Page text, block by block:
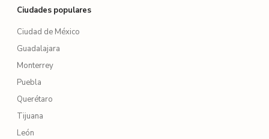
Ciudades populares
Ciudad de México
Guadalajara
Monterrey
Puebla
Querétaro
Tijuana
León